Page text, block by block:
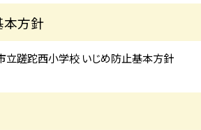
本方針
蹉跎西小学校 いじめ防止基本方針